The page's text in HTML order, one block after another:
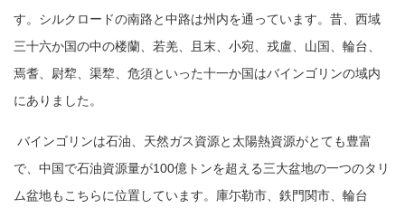
す。シルクロードの南路と中路は州内を通っています。昔、西域
三十六か国の中の楼蘭、若羌、且末、小宛、戎盧、山国、輪台、
焉耆、尉犂、渠犂、危須といった十一か国はバインゴリンの域内
にありました。
バインゴリンは石油、天然ガス資源と太陽熱資源がとても豊富
で、中国で石油資源量が100億トンを超える三大盆地の一つのタリ
ム盆地もこちらに位置しています。庫尓勒市、鉄門関市、輪台